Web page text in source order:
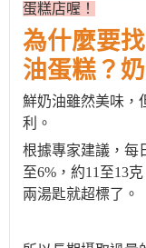
蛋糕店喔！
為什麼要找
油蛋糕 ？
鮮奶油雖然美味，
利。
根據專家建議，每
至6%，約11至13
兩湯匙就超標了。